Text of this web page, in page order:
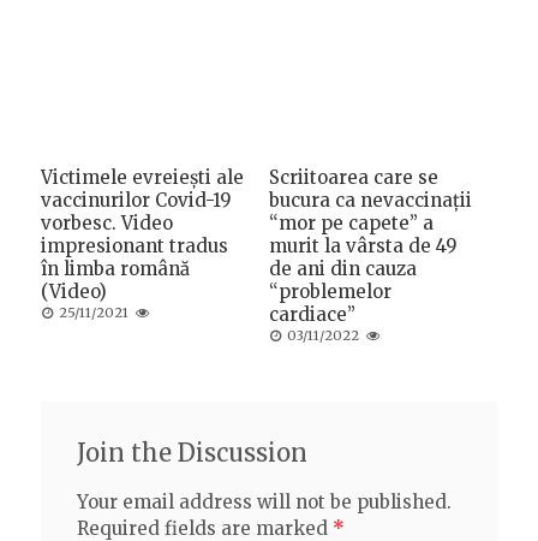
Victimele evreiești ale
vaccinurilor Covid-19
vorbesc. Video
impresionant tradus
în limba română
(Video)
Posted
25/11/2021
Scriitoarea care se
bucura ca nevaccinații
“mor pe capete” a
murit la vârsta de 49
de ani din cauza
“problemelor
cardiace”
Posted
03/11/2022
Join the Discussion
Your email address will not be published.
Required fields are marked *